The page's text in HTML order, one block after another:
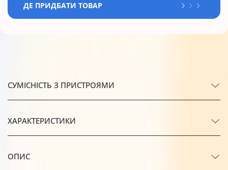
ДЕ ПРИДБАТИ ТОВАР
СУМІСНІСТЬ З ПРИСТРОЯМИ
ХАРАКТЕРИСТИКИ
ОПИС